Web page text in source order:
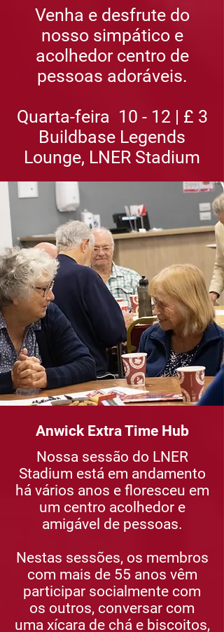
Venha e desfrute do
nosso simpático e
acolhedor centro de
pessoas adoráveis.
Quarta-feira 10 - 12 | £ 3
Buildbase Legends
Lounge, LNER Stadium
Anwick Extra Time Hub
Nossa sessão do LNER
Stadium está em andamento
há vários anos e floresceu em
um centro acolhedor e
amigável de pessoas.
Nestas sessões, os membros
com mais de 55 anos vêm
participar socialmente com
os outros, conversar com
uma xícara de chá e biscoitos,